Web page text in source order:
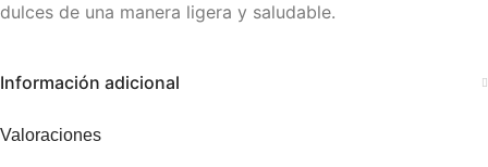
dulces de una manera ligera y saludable.
Información adicional
Valoraciones